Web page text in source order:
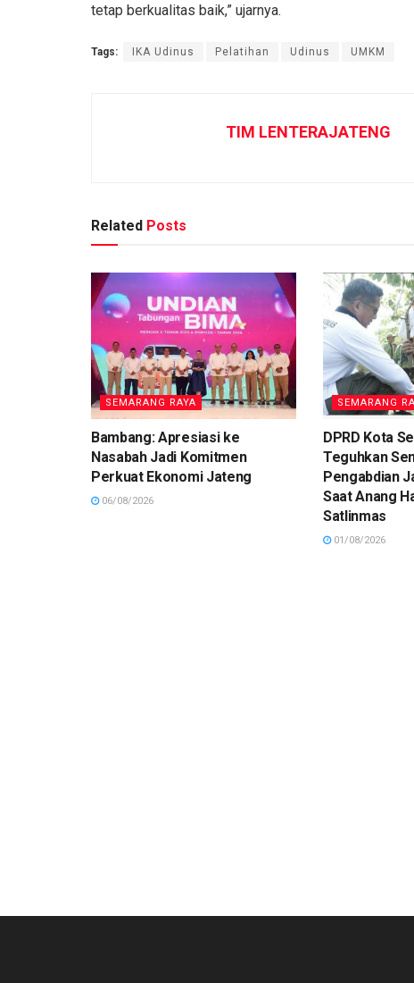
tetap berkualitas baik,” ujarnya.
Tags: IKA Udinus Pelatihan Udinus UMKM
TIM LENTERAJATENG
Related Posts
SEMARANG RAYA
Bambang: Apresiasi ke
Nasabah Jadi Komitmen
Perkuat Ekonomi Jateng
06/08/2026
SEMARANG
DPRD Kota
Teguhkan
Pengabdian
Saat Anang
Satlinmas
01/08/2026